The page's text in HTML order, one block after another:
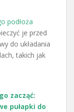
podłoża
je przed
do układania
takich jak
zacząć:
pułapki do